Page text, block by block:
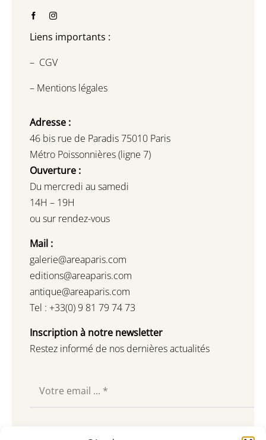
Liens importants :
– CGV
– Mentions légales
Adresse :
46 bis rue de Paradis 75010 Paris
Métro Poissonnières (ligne 7)
Ouverture :
Du mercredi au samedi
14H – 19H
ou sur rendez-vous
Mail :
galerie@areaparis.com
editions@areaparis.com
antique@areaparis.com
Tel : +33(0) 9 81 79 74 73
Inscription à notre newsletter
Restez informé de nos dernières actualités